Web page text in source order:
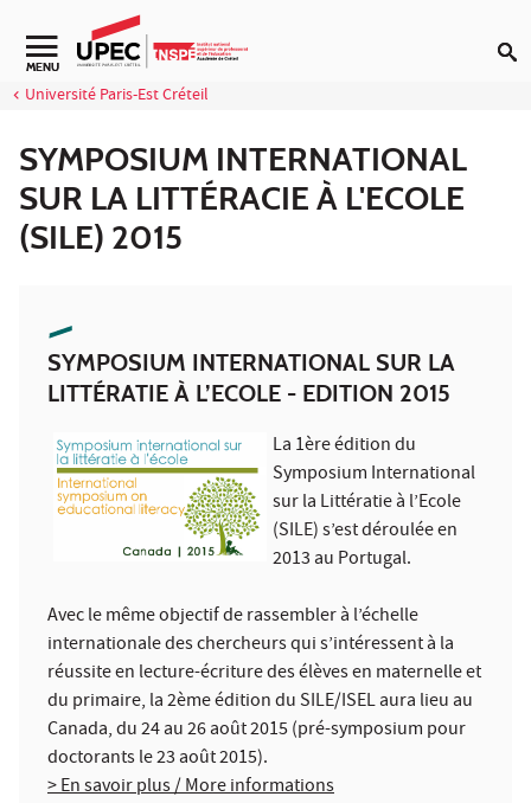
Aller au contenu
Navigation secondaire
MENU
Université Paris-Est Créteil
SYMPOSIUM INTERNATIONAL
SUR LA LITTÉRACIE À L'ECOLE
(SILE) 2015
SYMPOSIUM INTERNATIONAL SUR LA
LITTÉRATIE À L’ECOLE - EDITION 2015
La 1ère édition du
Symposium International
sur la Littératie à l’Ecole
(SILE) s’est déroulée en
2013 au Portugal.
Avec le même objectif de rassembler à l’échelle
internationale des chercheurs qui s’intéressent à la
réussite en lecture-écriture des élèves en maternelle et
du primaire, la 2ème édition du SILE/ISEL aura lieu au
Canada, du 24 au 26 août 2015 (pré-symposium pour
doctorants le 23 août 2015).
> En savoir plus / More informations